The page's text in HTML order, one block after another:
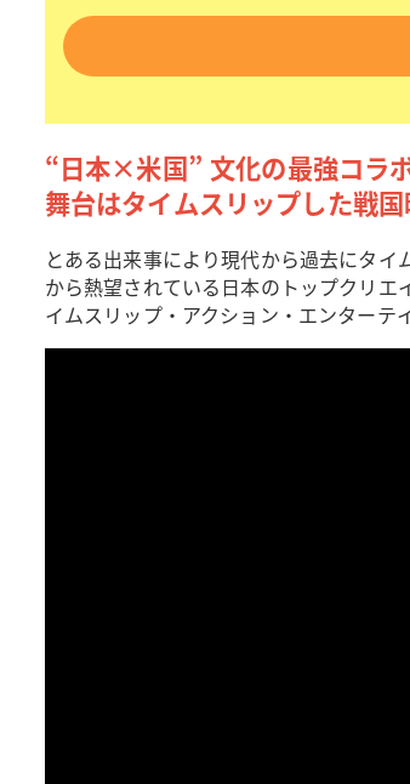
“日本×米国” 文化の最強コラ
舞台はタイムスリップした戦国
とある出来事により現代から過去にタ
から熱望されている日本のトップクリエ
イムスリップ・アクション・エンターテ